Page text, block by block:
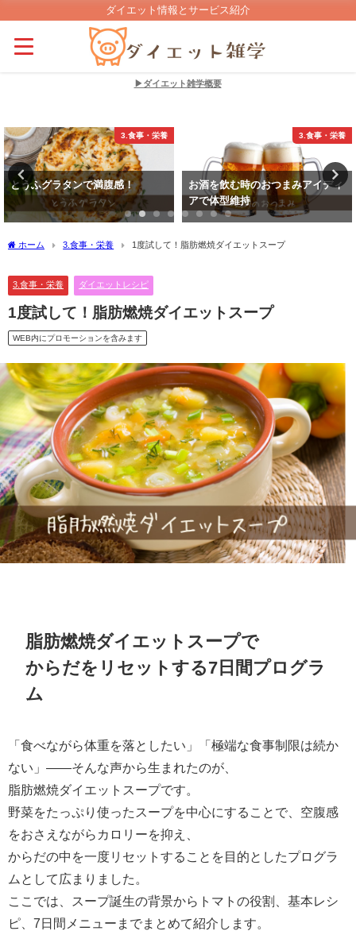
ダイエット情報とサービス紹介
▶ダイエット雑学概要
3.食事・栄養
とうふグラタンで満腹感！
3.食事・栄養
お酒を飲む時のおつまみアイディ
アで体型維持
ホーム 3.食事・栄養 1度試して！脂肪燃焼ダイエットスープ
3.食事・栄養 ダイエットレシピ
1度試して！脂肪燃焼ダイエットスープ
WEB内にプロモーションを含みます
脂肪燃焼ダイエットスープで
からだをリセットする7日間プログラ
ム
「食べながら体重を落としたい」「極端な食事制限は続か
ない」――そんな声から生まれたのが、
脂肪燃焼ダイエットスープです。
野菜をたっぷり使ったスープを中心にすることで、空腹感
をおさえながらカロリーを抑え、
からだの中を一度リセットすることを目的としたプログラ
ムとして広まりました。
ここでは、スープ誕生の背景からトマトの役割、基本レシ
ピ、7日間メニューまでまとめて紹介します。